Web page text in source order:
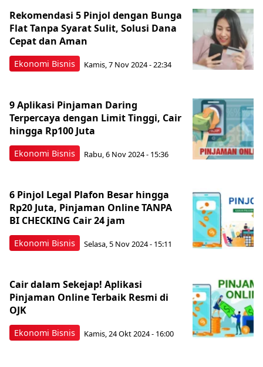
Ekonomi Bisnis
Rekomendasi 5 Pinjol dengan Bunga
Flat Tanpa Syarat Sulit, Solusi Dana
Cepat dan Aman
Kamis, 7 Nov 2024 - 22:34
Ekonomi Bisnis
9 Aplikasi Pinjaman Daring
Terpercaya dengan Limit Tinggi, Cair
hingga Rp100 Juta
Rabu, 6 Nov 2024 - 15:36
Ekonomi Bisnis
6 Pinjol Legal Plafon Besar hingga
Rp20 Juta, Pinjaman Online TANPA
BI CHECKING Cair 24 jam
Selasa, 5 Nov 2024 - 15:11
Ekonomi Bisnis
Cair dalam Sekejap! Aplikasi
Pinjaman Online Terbaik Resmi di
OJK
Kamis, 24 Okt 2024 - 16:00